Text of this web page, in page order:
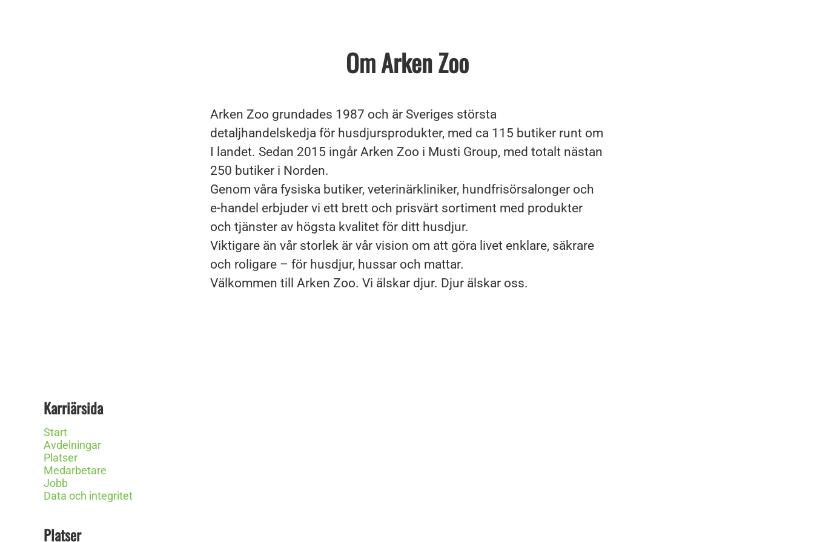
Om Arken Zoo
Arken Zoo grundades 1987 och är Sveriges största
detaljhandelskedja för husdjursprodukter, med ca 115 butiker runt om
I landet. Sedan 2015 ingår Arken Zoo i Musti Group, med totalt nästan
250 butiker i Norden.
Genom våra fysiska butiker, veterinärkliniker, hundfrisörsalonger och
e-handel erbjuder vi ett brett och prisvärt sortiment med produkter
och tjänster av högsta kvalitet för ditt husdjur.
Viktigare än vår storlek är vår vision om att göra livet enklare, säkrare
och roligare – för husdjur, hussar och mattar.
Välkommen till Arken Zoo. Vi älskar djur. Djur älskar oss.
Karriärsida
Start
Avdelningar
Platser
Medarbetare
Jobb
Data och integritet
Platser